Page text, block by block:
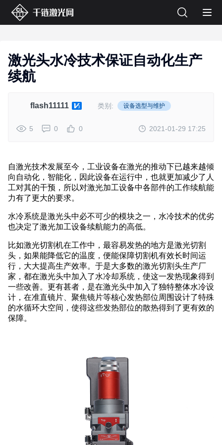
激光头水冷技术保证自动化生产
续航
flash11111 类别: 设备选型与维护
5 0 0 2021-01-29 17:25